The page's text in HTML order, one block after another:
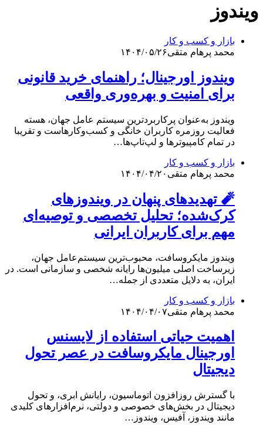
ویندوز
بازار و کسب و کار
محمد پرهام متقی۱۴۰۴/۰۵/۲۶
ویندوز اورجینال؛ راهنمای خرید قانونی
برای امنیت و بهره‌وری واقعی
ویندوز به‌عنوان پرکاربردترین سیستم عامل جهان، هسته
فعالیت روزمره کاربران خانگی و کسب‌وکارهاست و تقریبا
در تمام کامپیوترها و لپ‌تاپ‌ها…
بازار و کسب و کار
محمد پرهام متقی ۱۴۰۴/۰۴/۲۰
🧨 تهدیدهای پنهان در ویندوزهای
کرک‌شده؛ تحلیل تخصصی و توصیه‌ای
مهم برای کاربران ایرانی
ویندوز مایکروسافت، محبوب‌ترین سیستم‌عامل جهان،
زیرساخت اصلی میلیون‌ها رایانه شخصی و سازمانی است. در
ایران، به دلایل متعددی از جمله…
بازار و کسب و کار
محمد پرهام متقی۱۴۰۴/۰۴/۰۷
اهمیت حیاتی استفاده از لایسنس
اورجینال مایکروسافت در عصر تحول
دیجیتال
با گسترش روزافزون اتوماسیون، رایانش ابری، و تحول
دیجیتال در بخش‌های خصوصی و دولتی، نرم‌افزارهای کلیدی
مانند ویندوز، آفیس، ویندوز…